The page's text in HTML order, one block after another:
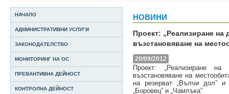
НАЧАЛО
АДМИНИСТРАТИВНИ УСЛУГИ
ЗАКОНОДАТЕЛСТВО
МОНИТОРИНГ НА ОС
ПРЕВАНТИВНА ДЕЙНОСТ
КОНТРОЛНА ДЕЙНОСТ
НОВИНИ
Проект: „Реализиране на
възстановяване на
20/09/2012
Проект: „Реализиране
възстановяване на
на резерват „Вълчи дол” и
„Боровец” и „Чамлъка”